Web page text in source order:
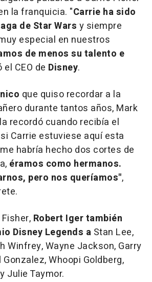
la franquicia. "Carrie ha sido
de Star Wars y siempre
especial en nuestros
de menos su talento e
el CEO de Disney.
que quiso recordar a la
durante tantos años, Mark
recordó cuando recibía el
Carrie estuviese aquí esta
habría hecho dos cortes de
éramos como hermanos.
pero nos queríamos",
Robert Iger también
Disney Legends a Stan Lee,
Winfrey, Wayne Jackson, Garry
Whoopi Goldberg,
Julie Taymor.